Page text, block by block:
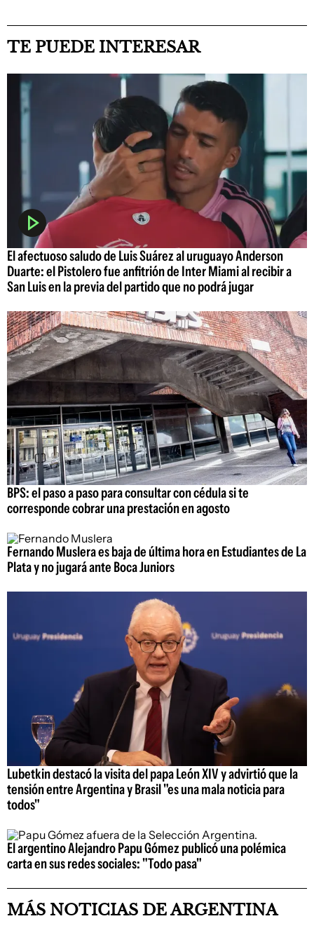
TE PUEDE INTERESAR
El afectuoso saludo de Luis Suárez al uruguayo Anderson
Duarte: el Pistolero fue anfitrión de Inter Miami al recibir a
San Luis en la previa del partido que no podrá jugar
BPS: el paso a paso para consultar con cédula si te
corresponde cobrar una prestación en agosto
Fernando Muslera es baja de última hora en Estudiantes de La
Plata y no jugará ante Boca Juniors
Lubetkin destacó la visita del papa León XIV y advirtió que la
tensión entre Argentina y Brasil "es una mala noticia para
todos"
El argentino Alejandro Papu Gómez publicó una polémica
carta en sus redes sociales: "Todo pasa"
MÁS NOTICIAS DE ARGENTINA